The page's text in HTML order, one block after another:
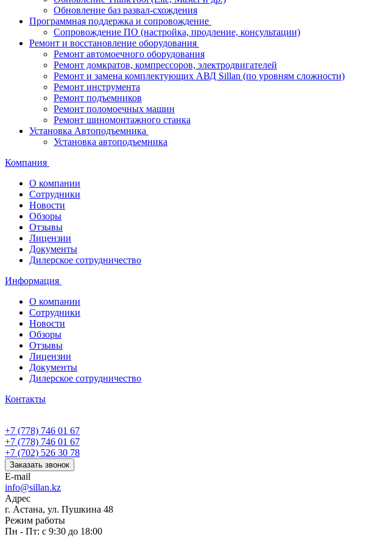
Обновление баз развал-схождения
Программная поддержка и сопровождение
Сопровождение ПО (настройка, продление, консультации)
Ремонт и восстановление оборудования
Ремонт автомоечного оборудования
Ремонт домкратов, компрессоров, электродвигателей
Ремонт и замена комплектующих АВД Sillan (по уровням сложности)
Ремонт инструмента
Ремонт подъемников
Ремонт поломоечных машин
Ремонт шиномонтажного станка
Установка Автоподъемника
Установка автоподъемника
Компания
О компании
Сотрудники
Новости
Обзоры
Отзывы
Лицензии
Документы
Дилерское сотрудничество
Информация
О компании
Сотрудники
Новости
Обзоры
Отзывы
Лицензии
Документы
Дилерское сотрудничество
Контакты
+7 (778) 746 01 67
+7 (778) 746 01 67
+7 (702) 526 30 78
Заказать звонок
E-mail
info@sillan.kz
Адрес
г. Астана, ул. Пушкина 48
Режим работы
Пн - Пт: с 9:30 до 18:00